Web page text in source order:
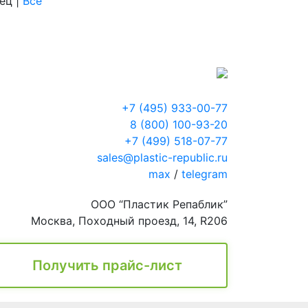
+7 (495) 933-00-77
8 (800) 100-93-20
+7 (499) 518-07-77
sales@plastic-republic.ru
max / telegram
ООО “Пластик Репаблик”
Москва, Походный проезд, 14, R206
Получить прайс-лист